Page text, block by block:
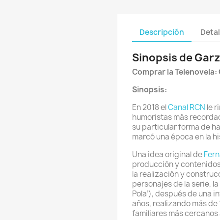
Descripción
Sinopsis de
Comprar la
Sinopsis:
En 2018 elCanal RCN le
humoristas más
su particular forma de
marcó una época en la
Una idea original de
producción y
la realización y
personajes de la serie,
Pola’), después de una
años, realizando más
familiares más